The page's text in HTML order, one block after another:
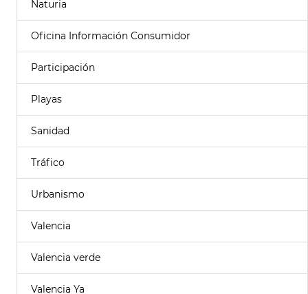
Naturia
Oficina Información Consumidor
Participación
Playas
Sanidad
Tráfico
Urbanismo
Valencia
Valencia verde
Valencia Ya